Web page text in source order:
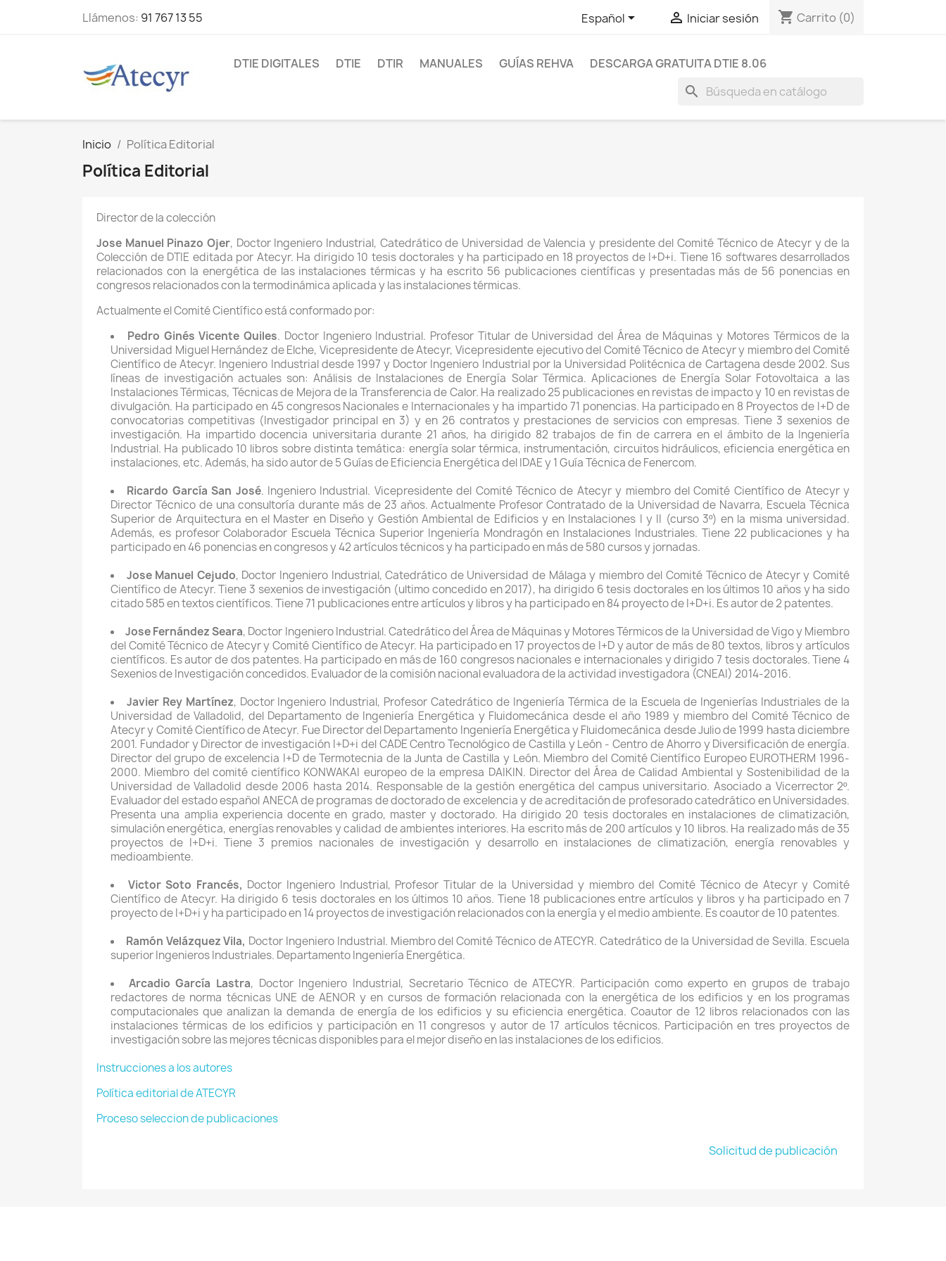
Llámenos: 91 767 13 55 Español  Iniciar sesión shopping_cart Carrito (0)
DTIE DIGITALES DTIE DTIR MANUALES GUÍAS REHVA DESCARGA GRATUITA DTIE 8.06
search
Inicio Política Editorial
Política Editorial
Director de la colección
Jose Manuel Pinazo Ojer, Doctor Ingeniero Industrial, Catedrático de Universidad de Valencia y presidente del Comité Técnico de Atecyr y de la
Colección de DTIE editada por Atecyr. Ha dirigido 10 tesis doctorales y ha participado en 18 proyectos de I+D+i. Tiene 16 softwares desarrollados
relacionados con la energética de las instalaciones térmicas y ha escrito 56 publicaciones científicas y presentadas más de 56 ponencias en
congresos relacionados con la termodinámica aplicada y las instalaciones térmicas.
Actualmente el Comité Científico está conformado por:
Pedro Ginés Vicente Quiles. Doctor Ingeniero Industrial. Profesor Titular de Universidad del Área de Máquinas y Motores Térmicos de la
Universidad Miguel Hernández de Elche, Vicepresidente de Atecyr, Vicepresidente ejecutivo del Comité Técnico de Atecyr y miembro del Comité
Científico de Atecyr. Ingeniero Industrial desde 1997 y Doctor Ingeniero Industrial por la Universidad Politécnica de Cartagena desde 2002. Sus
líneas de investigación actuales son: Análisis de Instalaciones de Energía Solar Térmica. Aplicaciones de Energía Solar Fotovoltaica a las
Instalaciones Térmicas, Técnicas de Mejora de la Transferencia de Calor. Ha realizado 25 publicaciones en revistas de impacto y 10 en revistas de
divulgación. Ha participado en 45 congresos Nacionales e Internacionales y ha impartido 71 ponencias. Ha participado en 8 Proyectos de I+D de
convocatorias competitivas (Investigador principal en 3) y en 26 contratos y prestaciones de servicios con empresas. Tiene 3 sexenios de
investigación. Ha impartido docencia universitaria durante 21 años, ha dirigido 82 trabajos de fin de carrera en el ámbito de la Ingeniería
Industrial. Ha publicado 10 libros sobre distinta temática: energía solar térmica, instrumentación, circuitos hidráulicos, eficiencia energética en
instalaciones, etc. Además, ha sido autor de 5 Guías de Eficiencia Energética del IDAE y 1 Guía Técnica de Fenercom.
Ricardo García San José. Ingeniero Industrial. Vicepresidente del Comité Técnico de Atecyr y miembro del Comité Científico de Atecyr y
Director Técnico de una consultoría durante más de 23 años. Actualmente Profesor Contratado de la Universidad de Navarra, Escuela Técnica
Superior de Arquitectura en el Master en Diseño y Gestión Ambiental de Edificios y en Instalaciones I y II (curso 3º) en la misma universidad.
Además, es profesor Colaborador Escuela Técnica Superior Ingeniería Mondragón en Instalaciones Industriales. Tiene 22 publicaciones y ha
participado en 46 ponencias en congresos y 42 artículos técnicos y ha participado en más de 580 cursos y jornadas.
Jose Manuel Cejudo, Doctor Ingeniero Industrial, Catedrático de Universidad de Málaga y miembro del Comité Técnico de Atecyr y Comité
Científico de Atecyr. Tiene 3 sexenios de investigación (ultimo concedido en 2017), ha dirigido 6 tesis doctorales en los últimos 10 años y ha sido
citado 585 en textos científicos. Tiene 71 publicaciones entre artículos y libros y ha participado en 84 proyecto de I+D+i. Es autor de 2 patentes.
Jose Fernández Seara, Doctor Ingeniero Industrial. Catedrático del Área de Máquinas y Motores Térmicos de la Universidad de Vigo y Miembro
del Comité Técnico de Atecyr y Comité Científico de Atecyr. Ha participado en 17 proyectos de I+D y autor de más de 80 textos, libros y artículos
científicos. Es autor de dos patentes. Ha participado en más de 160 congresos nacionales e internacionales y dirigido 7 tesis doctorales. Tiene 4
Sexenios de Investigación concedidos. Evaluador de la comisión nacional evaluadora de la actividad investigadora (CNEAI) 2014-2016.
Javier Rey Martínez, Doctor Ingeniero Industrial, Profesor Catedrático de Ingeniería Térmica de la Escuela de Ingenierías Industriales de la
Universidad de Valladolid, del Departamento de Ingeniería Energética y Fluidomecánica desde el año 1989 y miembro del Comité Técnico de
Atecyr y Comité Científico de Atecyr. Fue Director del Departamento Ingeniería Energética y Fluidomecánica desde Julio de 1999 hasta diciembre
2001. Fundador y Director de investigación I+D+i del CADE Centro Tecnológico de Castilla y León - Centro de Ahorro y Diversificación de energía.
Director del grupo de excelencia I+D de Termotecnia de la Junta de Castilla y León. Miembro del Comité Científico Europeo EUROTHERM 1996-
2000. Miembro del comité científico KONWAKAI europeo de la empresa DAIKIN. Director del Área de Calidad Ambiental y Sostenibilidad de la
Universidad de Valladolid desde 2006 hasta 2014. Responsable de la gestión energética del campus universitario. Asociado a Vicerrector 2º.
Evaluador del estado español ANECA de programas de doctorado de excelencia y de acreditación de profesorado catedrático en Universidades.
Presenta una amplia experiencia docente en grado, master y doctorado. Ha dirigido 20 tesis doctorales en instalaciones de climatización,
simulación energética, energías renovables y calidad de ambientes interiores. Ha escrito más de 200 artículos y 10 libros. Ha realizado más de 35
proyectos de I+D+i. Tiene 3 premios nacionales de investigación y desarrollo en instalaciones de climatización, energía renovables y
medioambiente.
Victor Soto Francés, Doctor Ingeniero Industrial, Profesor Titular de la Universidad y miembro del Comité Técnico de Atecyr y Comité
Científico de Atecyr. Ha dirigido 6 tesis doctorales en los últimos 10 años. Tiene 18 publicaciones entre artículos y libros y ha participado en 7
proyecto de I+D+i y ha participado en 14 proyectos de investigación relacionados con la energía y el medio ambiente. Es coautor de 10 patentes.
Ramón Velázquez Vila, Doctor Ingeniero Industrial. Miembro del Comité Técnico de ATECYR. Catedrático de la Universidad de Sevilla. Escuela
superior Ingenieros Industriales. Departamento Ingeniería Energética.
Arcadio García Lastra, Doctor Ingeniero Industrial, Secretario Técnico de ATECYR. Participación como experto en grupos de trabajo
redactores de norma técnicas UNE de AENOR y en cursos de formación relacionada con la energética de los edificios y en los programas
computacionales que analizan la demanda de energía de los edificios y su eficiencia energética. Coautor de 12 libros relacionados con las
instalaciones térmicas de los edificios y participación en 11 congresos y autor de 17 artículos técnicos. Participación en tres proyectos de
investigación sobre las mejores técnicas disponibles para el mejor diseño en las instalaciones de los edificios.
Instrucciones a los autores
Política editorial de ATECYR
Proceso seleccion de publicaciones
Solicitud de publicación